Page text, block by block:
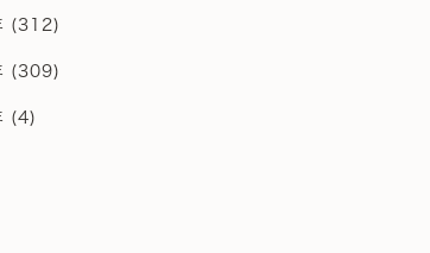
(312)
(309)
(4)